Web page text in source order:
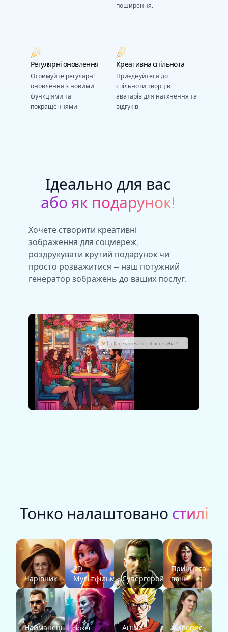
поширення.
Регулярні оновлення
Отримуйте регулярні
оновлення з новими
функціями та
покращеннями.
Креативна спільнота
Приєднуйтеся до
спільноти творців
аватарів для натхнення та
відгуків.
Ідеально для вас
або як подарунок!
Хочете створити креативні
зображення для соцмереж,
роздрукувати крутий подарунок чи
просто розважитися — наш потужний
генератор зображень до ваших послуг.
Тонко налаштовано стилі
Чарівник
3D
Мультфільм
Супергерой
Принцеса-
воїн
Найманець Joker Аніме Живопис